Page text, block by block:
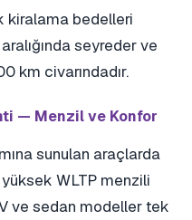
kiralama bedelleri
seyreder ve
km civarındadır.
— Menzil ve Konfor
sunulan araçlarda
WLTP menzili
ve sedan modeller tek